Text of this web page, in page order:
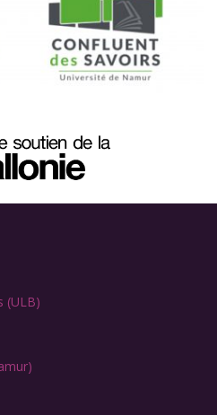
(ULB)